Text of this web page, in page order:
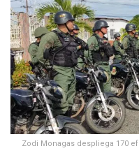
Zodi Monagas despliega 170